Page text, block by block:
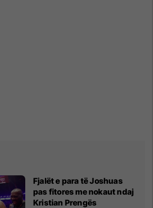
Fjalët e para të Joshuas
pas fitores me nokaut ndaj
Kristian Prengës